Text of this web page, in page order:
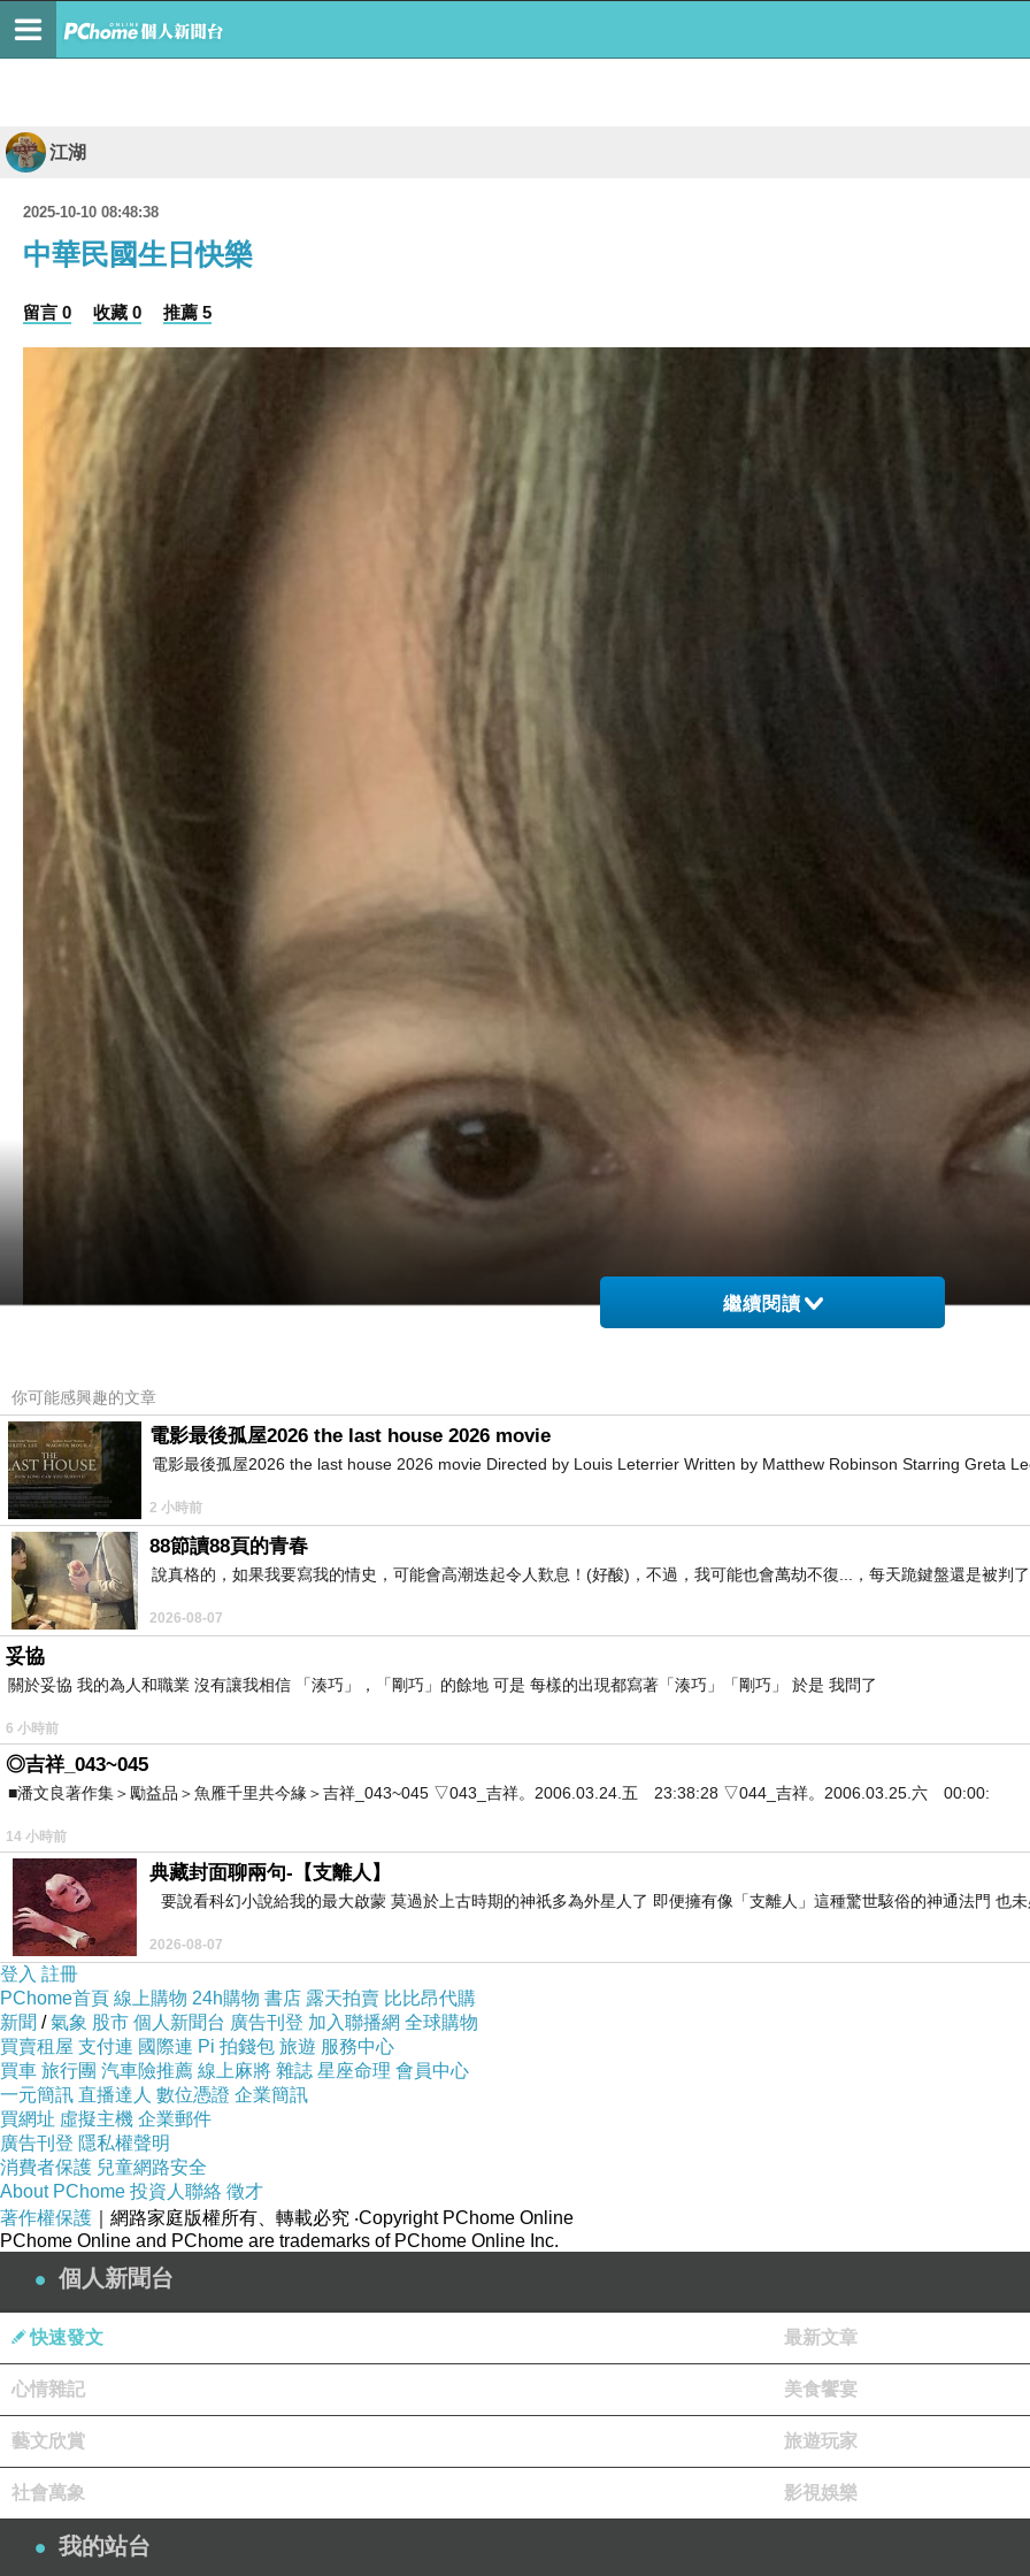
江湖
2025-10-10 08:48:38
中華民國生日快樂
留言 0 收藏 0 推薦 5
繼續閱讀
你可能感興趣的文章
電影最後孤屋2026 the last house 2026 movie
電影最後孤屋2026 the last house 2026 movie Directed by Louis Leterrier Written by Matthew Robinson Starring Greta
2 小時前
88節讀88頁的青春
說真格的，如果我要寫我的情史，可能會高潮迭起令人歎息！(好酸)，不過，我可能也會萬劫不復...，每天跪鍵盤還是被判
2026-08-07
妥協
關於妥協 我的為人和職業 沒有讓我相信 「湊巧」，「剛巧」的餘地 可是 每樣的出現都寫著「湊巧」「剛巧」 於是 我問了
6 小時前
◎吉祥_043~045
■潘文良著作集＞勵益品＞魚雁千里共今緣＞吉祥_043~045 ▽043_吉祥。2006.03.24.五 23:38:28 ▽044_吉祥。2006.03.25.六 00:00:
14 小時前
典藏封面聊兩句-【支離人】
要說看科幻小說給我的最大啟蒙 莫過於上古時期的神祇多為外星人了 即便擁有像「支離人」這種驚世駭俗的神通法門 也
2026-08-07
登入 註冊
PChome首頁 線上購物 24h購物 書店 露天拍賣 比比昂代購
新聞 /氣象 股市 個人新聞台 廣告刊登 加入聯播網 全球購物
買賣租屋 支付連 國際連 Pi 拍錢包 旅遊 服務中心
買車 旅行團 汽車險推薦 線上麻將 雜誌 星座命理 會員中心
一元簡訊 直播達人 數位憑證 企業簡訊
買網址 虛擬主機 企業郵件
廣告刊登 隱私權聲明
消費者保護 兒童網路安全
About PChome 投資人聯絡 徵才
著作權保護 ｜網路家庭版權所有、轉載必究 ‧Copyright PChome Online
PChome Online and PChome are trademarks of PChome Online Inc.
個人新聞台
快速發文 最新文章
心情雜記 美食饗宴
藝文欣賞 旅遊玩家
社會萬象 影視娛樂
我的站台